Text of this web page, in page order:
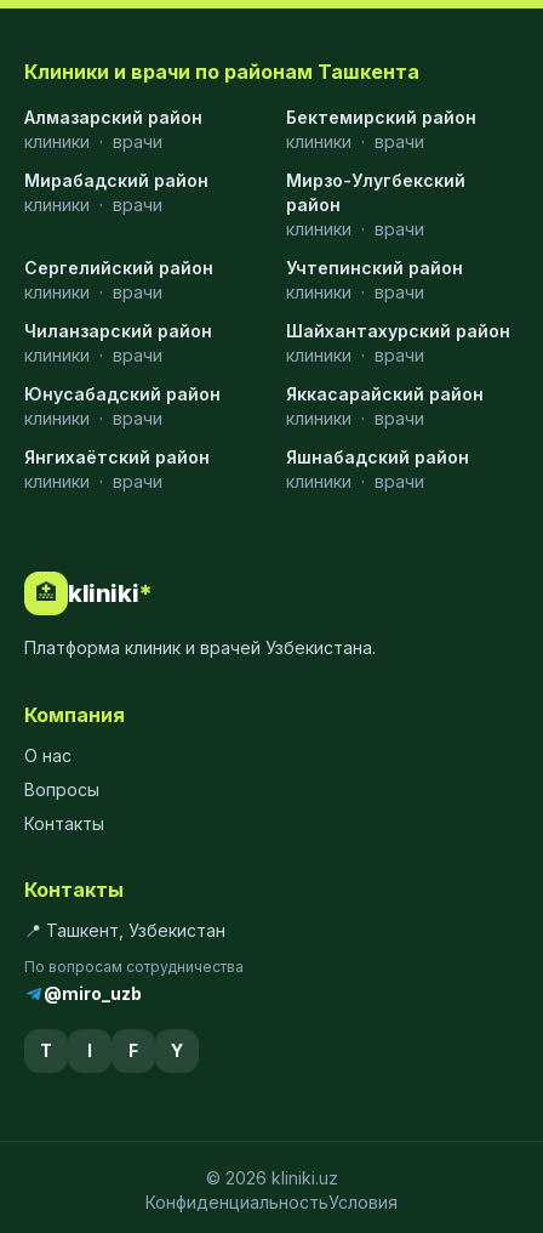
Клиники и врачи по районам Ташкента
Алмазарский район
клиники · врачи
Бектемирский район
клиники · врачи
Мирабадский район
клиники · врачи
Мирзо-Улугбекский
район
клиники · врачи
Сергелийский район
клиники · врачи
Учтепинский район
клиники · врачи
Чиланзарский район
клиники · врачи
Шайхантахурский район
клиники · врачи
Юнусабадский район
клиники · врачи
Яккасарайский район
клиники · врачи
Янгихаётский район
клиники · врачи
Яшнабадский район
клиники · врачи
🏥 kliniki*
Платформа клиник и врачей Узбекистана.
Компания
О нас
Вопросы
Контакты
Контакты
📍 Ташкент, Узбекистан
По вопросам сотрудничества
@miro_uzb
T I F Y
© 2026 kliniki.uz
КонфиденциальностьУсловия